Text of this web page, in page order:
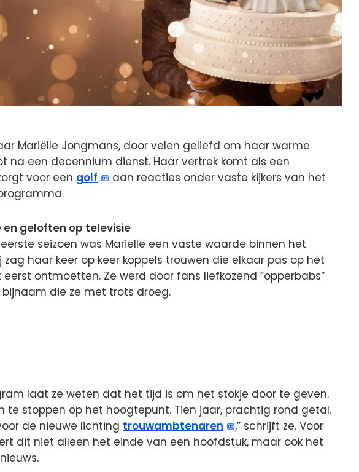
Mariëlle Jongmans, door velen geliefd om haar warme
na een decennium dienst. Haar vertrek komt als een
voor een golf
aan reacties onder vaste kijkers van het
en geloften op televisie
seizoen was Mariëlle een vaste waarde binnen het
haar keer op keer koppels trouwen die elkaar pas op het
ontmoetten. Ze werd door fans liefkozend “opperbabs”
die ze met trots droeg.
laat ze weten dat het tijd is om het stokje door te geven.
te stoppen op het hoogtepunt. Tien jaar, prachtig rond getal.
de nieuwe lichting trouwambtenaren
,” schrijft ze. Voor
dit niet alleen het einde van een hoofdstuk, maar ook het